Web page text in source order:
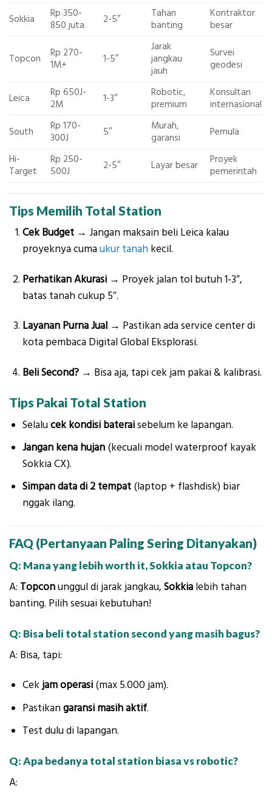
Sokkia
Rp 350-
850 juta
2-5″
Tahan
banting
Kontraktor
besar
Topcon
Rp 270-
1M+
1-5″
Jarak
jangkau
jauh
Survei
geodesi
Leica
Rp 650J-
2M
1-3″
Robotic,
premium
Konsultan
internasional
South
Rp 170-
300J
5″
Murah,
garansi
Pemula
Hi-
Target
Rp 250-
500J
2-5″ Layar besar
Proyek
pemerintah
Tips Memilih Total Station
Cek Budget → Jangan maksain beli Leica kalau
proyeknya cumaukur tanah kecil.
Perhatikan Akurasi → Proyek jalan tol butuh 1-3″,
batas tanah cukup 5″.
Layanan Purna Jual → Pastikan ada service center di
kota pembaca Digital Global Eksplorasi.
Beli Second? → Bisa aja, tapi cek jam pakai & kalibrasi.
Tips Pakai Total Station
Selalucek kondisi bateraisebelum ke lapangan.
Jangan kena hujan (kecuali model waterproof kayak
Sokkia CX).
Simpan data di 2 tempat (laptop + flashdisk) biar
nggak ilang.
FAQ (Pertanyaan Paling Sering Ditanyakan)
Q: Mana yang lebih worth it, Sokkia atau Topcon?
A: Topconunggul di jarak jangkau, Sokkia lebih tahan
banting. Pilih sesuai kebutuhan!
Q: Bisa beli total station second yang masih bagus?
A: Bisa, tapi:
Cekjam operasi (max 5.000 jam).
Pastikangaransi masih aktif.
Test dulu di lapangan.
Q: Apa bedanya total station biasa vs robotic?
A: